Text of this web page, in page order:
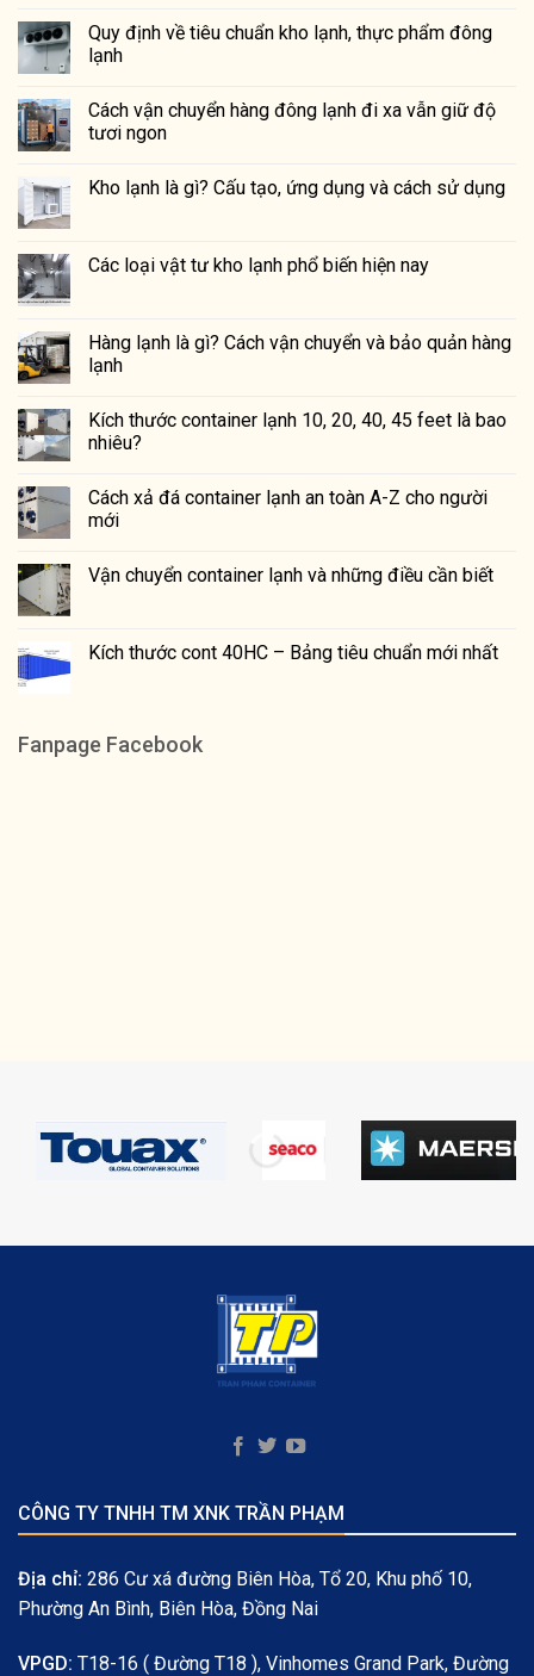
Quy định về tiêu chuẩn kho lạnh, thực phẩm đông
lạnh
Cách vận chuyển hàng đông lạnh đi xa vẫn giữ độ
tươi ngon
Kho lạnh là gì? Cấu tạo, ứng dụng và cách sử dụng
Các loại vật tư kho lạnh phổ biến hiện nay
Hàng lạnh là gì? Cách vận chuyển và bảo quản hàng
lạnh
Kích thước container lạnh 10, 20, 40, 45 feet là bao
nhiêu?
Cách xả đá container lạnh an toàn A-Z cho người
mới
Vận chuyển container lạnh và những điều cần biết
Kích thước cont 40HC – Bảng tiêu chuẩn mới nhất
Fanpage Facebook
CÔNG TY TNHH TM XNK TRẦN PHẠM
Địa chỉ: 286 Cư xá đường Biên Hòa, Tổ 20, Khu phố 10,
Phường An Bình, Biên Hòa, Đồng Nai
VPGD: T18-16 ( Đường T18 ), Vinhomes Grand Park, Đường